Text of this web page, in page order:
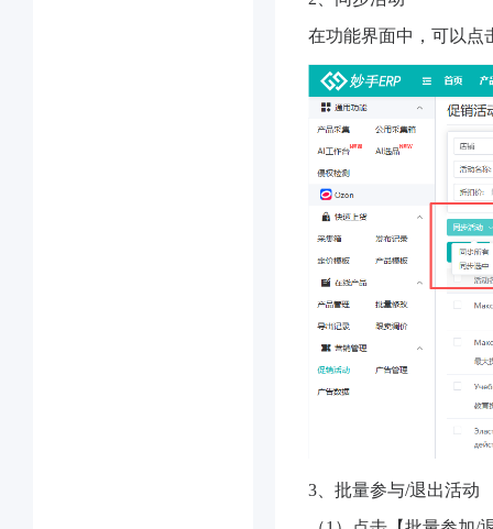
在功能界面中，可以点
3、批量参与/退出活动